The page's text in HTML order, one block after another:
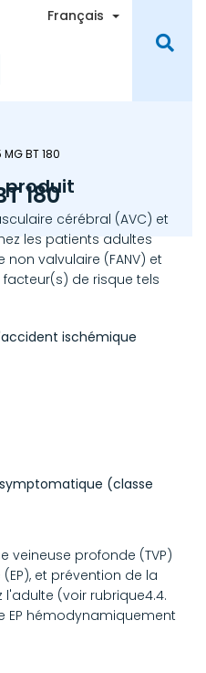
Français Toggle
MG BT 180
180
produit
cérébral (AVC) et
les patients adultes
valvulaire (FANV) et
de risque tels
ischémique
(classe
veineuse profonde (TVP)
et prévention de la
l'adulte (voir rubrique4.4.
EP hémodynamiquement